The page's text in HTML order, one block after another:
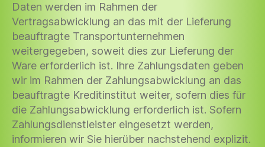
Daten werden im Rahmen der
Vertragsabwicklung an das mit der Lieferung
beauftragte Transportunternehmen
weitergegeben, soweit dies zur Lieferung der
Ware erforderlich ist. Ihre Zahlungsdaten geben
wir im Rahmen der Zahlungsabwicklung an das
beauftragte Kreditinstitut weiter, sofern dies für
die Zahlungsabwicklung erforderlich ist. Sofern
Zahlungsdienstleister eingesetzt werden,
informieren wir Sie hierüber nachstehend explizit.